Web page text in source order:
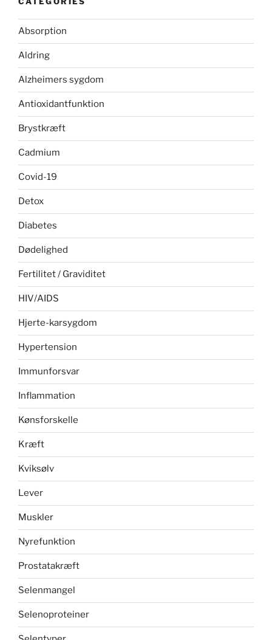
Absorption
Aldring
Alzheimers sygdom
Antioxidantfunktion
Brystkræft
Cadmium
Covid-19
Detox
Diabetes
Dødelighed
Fertilitet / Graviditet
HIV/AIDS
Hjerte-karsygdom
Hypertension
Immunforsvar
Inflammation
Kønsforskelle
Kræft
Kviksølv
Lever
Muskler
Nyrefunktion
Prostatakræft
Selenmangel
Selenoproteiner